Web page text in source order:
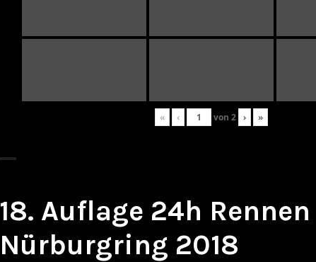
« ‹ von 2 › »
18. Auflage 24h Rennen
Nürburgring 2018